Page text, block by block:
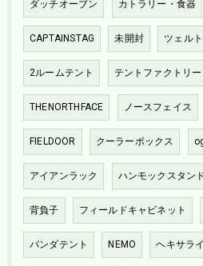
ダッチオーブン カトラリー・食器
CAPTAINSTAG 未開封 ツェルト
2ルームテント テントファクトリー
THENORTHFACE ノースフェイス
FIELDOOR クーラーボックス
アイアンラック ハンモックスタン
背負子 フィールドキャビネット
パンダテント NEMO ヘキサラ